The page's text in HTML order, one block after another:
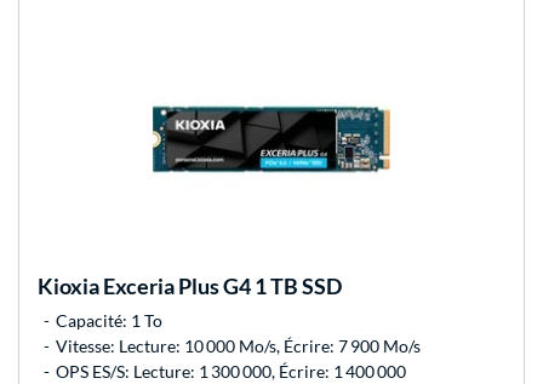
KioxiaExceria Plus G4 1 TB SSD
Capacité: 1 To
Vitesse: Lecture: 10 000 Mo/s, Écrire: 7 900 Mo/s
OPS ES/S: Lecture: 1 300 000, Écrire: 1 400 000